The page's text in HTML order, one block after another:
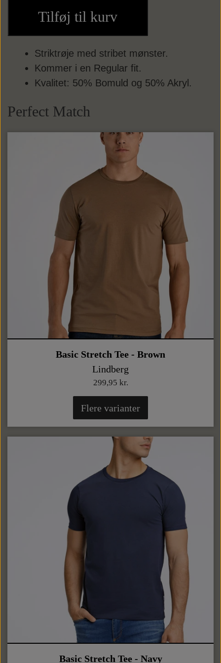
Punge
Kortholdere
Tilføj til kurv
Striktrøje med stribet mønster.
Kommer i en Regular fit.
Kvalitet: 50% Bomuld og 50% Akryl.
Perfect Match
Basic Stretch Tee - Brown
Lindberg
299,95 kr.
Flere varianter
Basic Stretch Tee - Navy